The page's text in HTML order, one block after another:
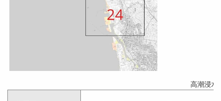
高潮浸水